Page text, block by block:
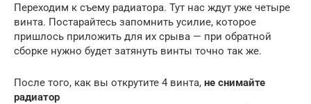
Переходим к съему радиатора. Тут нас ждут уже четыре
винта. Постарайтесь запомнить усилие, которое
пришлось приложить для их срыва — при обратной
сборке нужно будет затянуть винты точно так же.
После того, как вы открутите 4 винта, не снимайте
радиатор